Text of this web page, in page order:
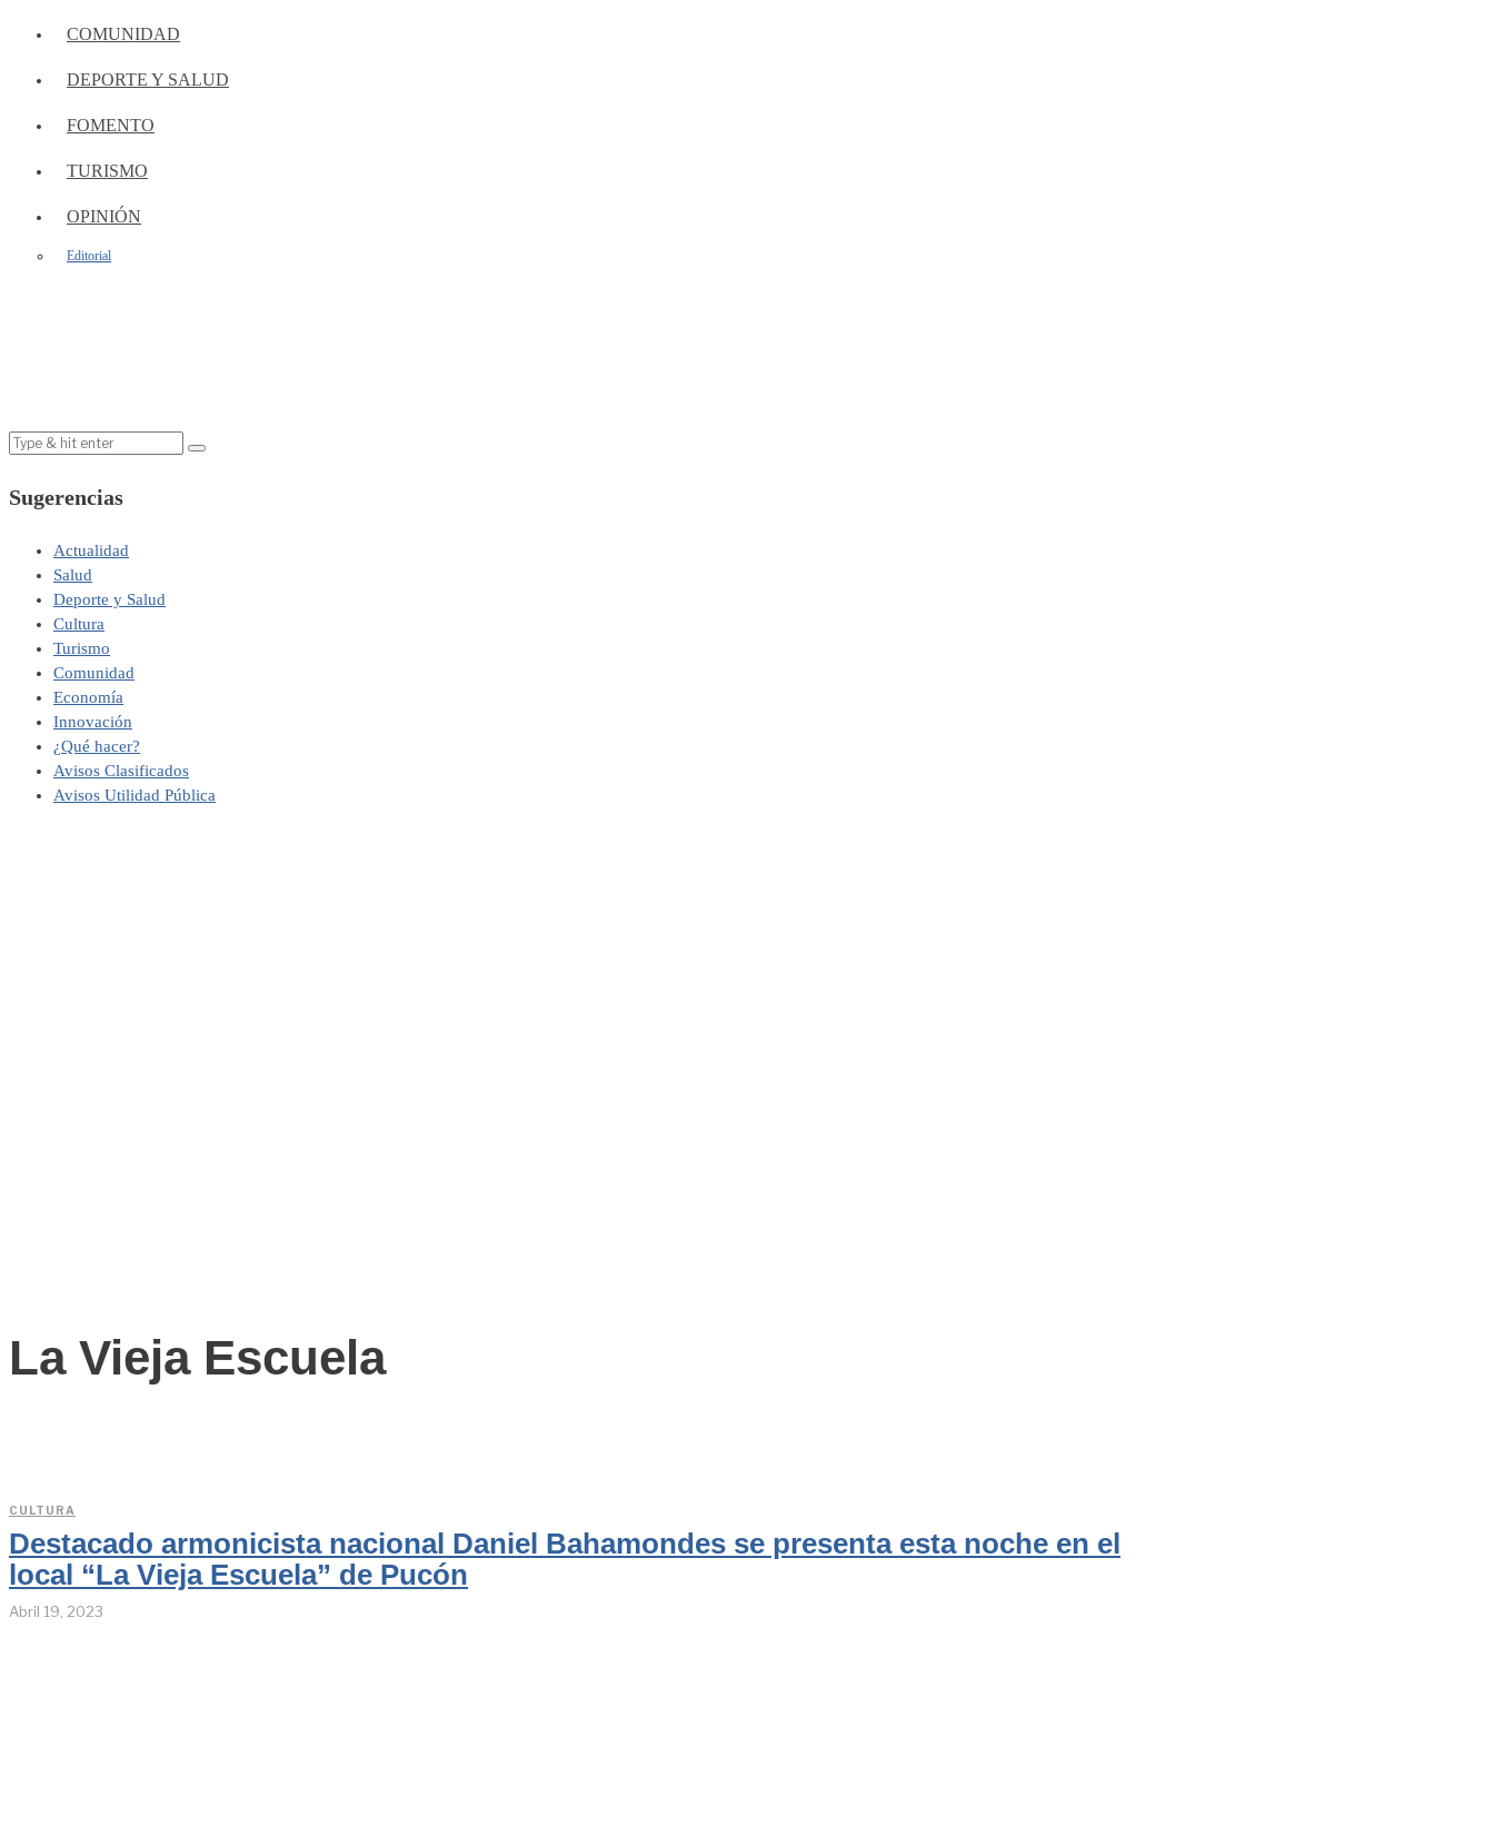
COMUNIDAD
DEPORTE Y SALUD
FOMENTO
TURISMO
OPINIÓN
Editorial
Sugerencias
Actualidad
Salud
Deporte y Salud
Cultura
Turismo
Comunidad
Economía
Innovación
¿Qué hacer?
Avisos Clasificados
Avisos Utilidad Pública
La Vieja Escuela
CULTURA
Destacado armonicista nacional Daniel Bahamondes se presenta esta noche en el
local “La Vieja Escuela” de Pucón
Abril 19, 2023